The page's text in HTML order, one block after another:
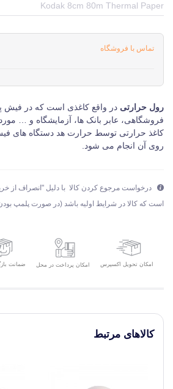
Kodak 8cm 80m Thermal Paper
تماس با فروشگاه
رول حرارتی در واقع کاغذی است که در فیش
فروشگاهی، عابر بانک ها، آزمایشگاه و …
کاغذ حرارتی توسط حرارت هد دستگاه های
روی آن انجام می شود.
درخواست مرجوع کردن کالا با دلیل "انصراف از
است که کالا در شرایط اولیه باشد (در صورت پلمپ
امکان تحویل اکسپرس امکان پرداخت در محل ضمانت
کالاهای مرتبط